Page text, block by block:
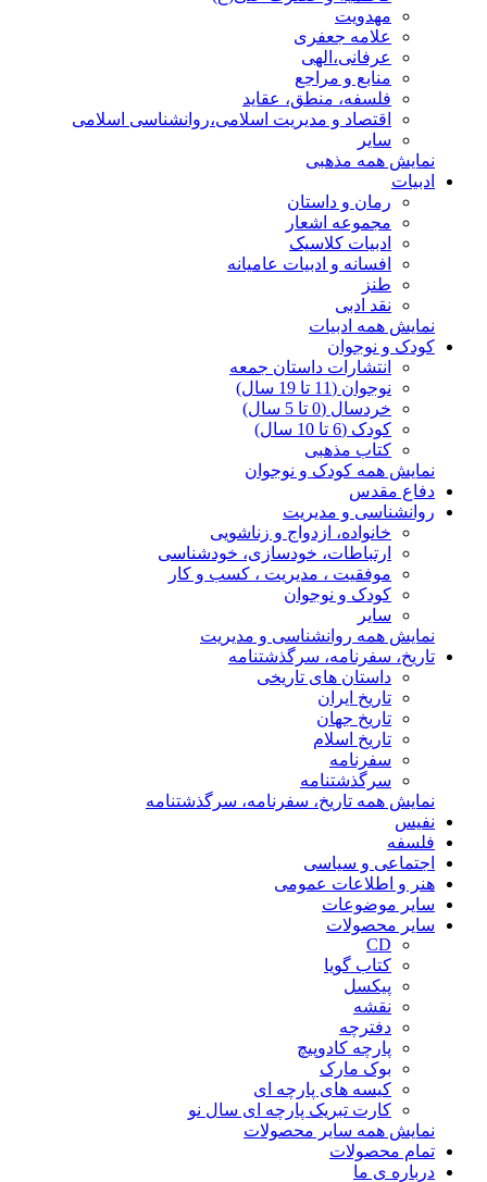
مهدویت
علامه جعفری
عرفانی،الهی
منابع و مراجع
فلسفه، منطق، عقاید
اقتصاد و مدیریت اسلامی،روانشناسی اسلامی
سایر
نمایش همه مذهبی
ادبیات
رمان و داستان
مجموعه اشعار
ادبیات کلاسیک
افسانه و ادبیات عامیانه
طنز
نقد ادبی
نمایش همه ادبیات
کودک و نوجوان
انتشارات داستان جمعه
نوجوان (11 تا 19 سال)
خردسال (0 تا 5 سال)
کودک (6 تا 10 سال)
کتاب مذهبی
نمایش همه کودک و نوجوان
دفاع مقدس
روانشناسی و مدیریت
خانواده، ازدواج و زناشویی
ارتباطات، خودسازی، خودشناسی
موفقیت ، مدیریت ، کسب و کار
کودک و نوجوان
سایر
نمایش همه روانشناسی و مدیریت
تاریخ، سفرنامه، سرگذشتنامه
داستان های تاریخی
تاریخ ایران
تاریخ جهان
تاریخ اسلام
سفرنامه
سرگذشتنامه
نمایش همه تاریخ، سفرنامه، سرگذشتنامه
نفیس
فلسفه
اجتماعی و سیاسی
هنر و اطلاعات عمومی
سایر موضوعات
سایر محصولات
CD
کتاب گویا
پیکسل
نقشه
دفترچه
پارچه کادوپیچ
بوک مارک
کیسه های پارچه ای
کارت تبریک پارچه ای سال نو
نمایش همه سایر محصولات
تمام محصولات
درباره ی ما